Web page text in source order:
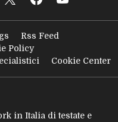
Rss Feed
Policy
Cookie Center
in Italia di testate e